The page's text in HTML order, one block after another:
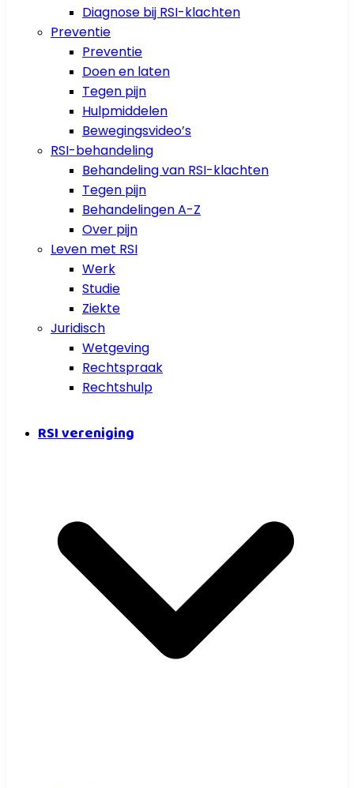
Diagnose bij RSI-klachten
Preventie
Preventie
Doen en laten
Tegen pijn
Hulpmiddelen
Bewegingsvideo’s
RSI-behandeling
Behandeling van RSI-klachten
Tegen pijn
Behandelingen A-Z
Over pijn
Leven met RSI
Werk
Studie
Ziekte
Juridisch
Wetgeving
Rechtspraak
Rechtshulp
RSI vereniging